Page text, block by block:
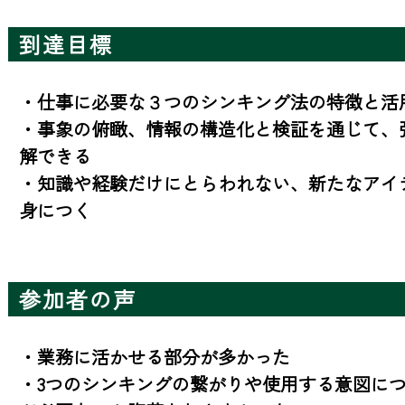
到達目標
・仕事に必要な３つのシンキング法の特徴と
・事象の俯瞰、情報の構造化と検証を通じて
解できる
・知識や経験だけにとらわれない、新たなア
身につく
参加者の声
・業務に活かせる部分が多かった
・3つのシンキングの繋がりや使用する意図に